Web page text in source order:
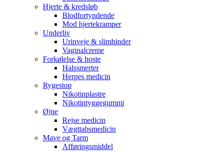
Hjerte & kredsløb
Blodfortyndende
Mod hjertekramper
Underliv
Urinveje & slimhinder
Vaginalcreme
Forkølelse & hoste
Halssmerter
Herpes medicin
Rygestop
Nikotinplastre
Nikotintyggegummi
Øjne
Rejse medicin
Vægttabsmedicin
Mave og Tarm
Afføringsmiddel